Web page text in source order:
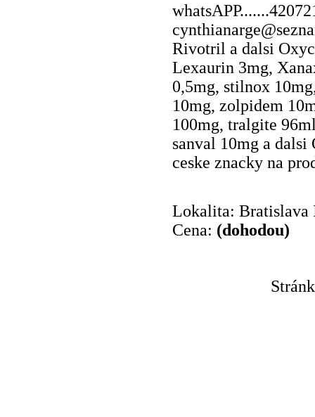
Rivotril a dalsi
Lexaurin 3mg,
0,5mg, stilnox
10mg, zolpidem
100mg, tralgite
sanval 10mg a
ceske znacky na
Lokalita: Bratislava
Cena: (dohodou)